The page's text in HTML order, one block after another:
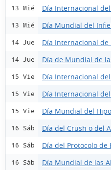
13 Mié Día Internacional
13 Mié Día Mundial del
14 Jue Día Internacional de
14 Jue Día de Mundial de
15 Vie Día Internacional
15 Vie Día Internacional
15 Vie Día Mundial del
16 Sáb Día del Crush o del
16 Sáb Día del Protocolo de
16 Sáb Día Mundial de las